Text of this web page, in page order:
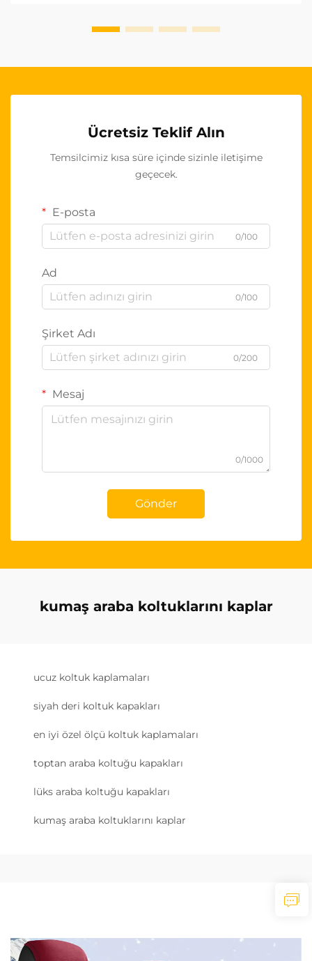
Ücretsiz Teklif Alın
Temsilcimiz kısa süre içinde sizinle iletişime
geçecek.
E-posta
0/100
Ad
0/100
Şirket Adı
0/200
Mesaj
0/1000
Gönder
kumaş araba koltuklarını kaplar
ucuz koltuk kaplamaları
siyah deri koltuk kapakları
en iyi özel ölçü koltuk kaplamaları
toptan araba koltuğu kapakları
lüks araba koltuğu kapakları
kumaş araba koltuklarını kaplar